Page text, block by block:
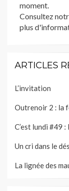
moment.
Consultez
plus
ARTICLES
L’invitation
Outrenoir 2 : la
C’est lundi #49
Un cri dans le
La lignée des